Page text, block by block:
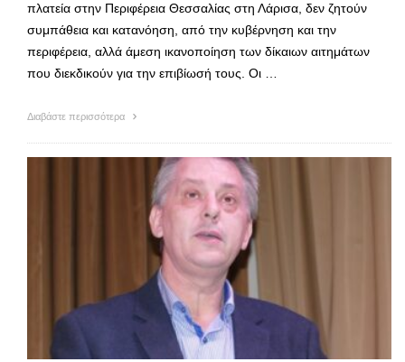
πλατεία στην Περιφέρεια Θεσσαλίας στη Λάρισα, δεν ζητούν
συμπάθεια και κατανόηση, από την κυβέρνηση και την
περιφέρεια, αλλά άμεση ικανοποίηση των δίκαιων αιτημάτων
που διεκδικούν για την επιβίωσή τους. Οι …
Διαβάστε περισσότερα